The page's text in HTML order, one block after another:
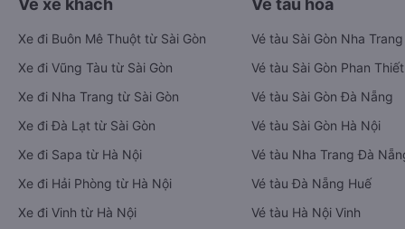
Vé xe khách
Xe đi Buôn Mê Thuột từ Sài Gòn
Xe đi Vũng Tàu từ Sài Gòn
Xe đi Nha Trang từ Sài Gòn
Xe đi Đà Lạt từ Sài Gòn
Xe đi Sapa từ Hà Nội
Xe đi Hải Phòng từ Hà Nội
Xe đi Vinh từ Hà Nội
Vé tàu hỏa
Vé tàu Sài Gòn Nha Trang
Vé tàu Sài Gòn Phan Thiết
Vé tàu Sài Gòn Đà Nẵng
Vé tàu Sài Gòn Hà Nội
Vé tàu Nha Trang Đà
Vé tàu Đà Nẵng Huế
Vé tàu Hà Nội Vinh